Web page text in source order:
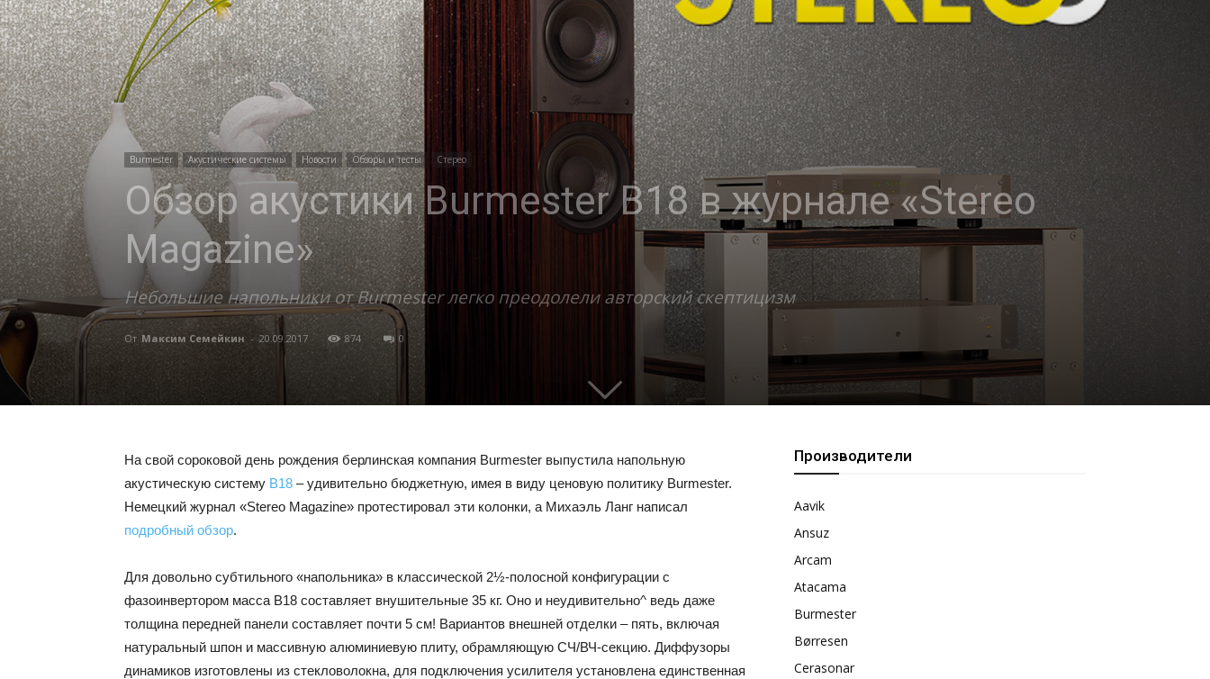
Burmester Акустические системы Новости Обзоры и тесты Стерео
Обзор акустики Burmester B18 в журнале «Stereo
Magazine»
Небольшие напольники от Burmester легко преодолели авторский скептицизм
От Максим Семейкин - 20.09.2017 874 0
На свой сороковой день рождения берлинская компания Burmester выпустила напольную
акустическую систему B18 – удивительно бюджетную, имея в виду ценовую политику Burmester.
Немецкий журнал «Stereo Magazine» протестировал эти колонки, а Михаэль Ланг написал
подробный обзор.
Для довольно субтильного «напольника» в классической 2½-полосной конфигурации с
фазоинвертором масса B18 составляет внушительные 35 кг. Оно и неудивительно^ ведь даже
толщина передней панели составляет почти 5 см! Вариантов внешней отделки – пять, включая
натуральный шпон и массивную алюминиевую плиту, обрамляющую СЧ/ВЧ-секцию. Диффузоры
динамиков изготовлены из стекловолокна, для подключения усилителя установлена единственная
Производители
Aavik
Ansuz
Arcam
Atacama
Burmester
Børresen
Cerasonar